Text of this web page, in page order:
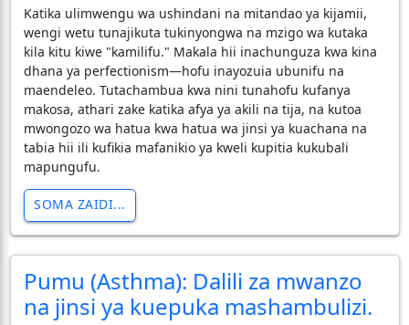
​Katika ulimwengu wa ushindani na mitandao ya kijamii,
wengi wetu tunajikuta tukinyongwa na mzigo wa kutaka
kila kitu kiwe "kamilifu." Makala hii inachunguza kwa kina
dhana ya perfectionism—hofu inayozuia ubunifu na
maendeleo. Tutachambua kwa nini tunahofu kufanya
makosa, athari zake katika afya ya akili na tija, na kutoa
mwongozo wa hatua kwa hatua wa jinsi ya kuachana na
tabia hii ili kufikia mafanikio ya kweli kupitia kukubali
mapungufu.
SOMA ZAIDI...
Pumu (Asthma): Dalili za mwanzo
na jinsi ya kuepuka mashambulizi.